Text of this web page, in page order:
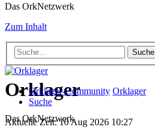
Das OrkNetzwerk
Zum Inhalt
Suche
Orklager
Das OrkNetzwerk
Orklager-Community Orklager
Suche
Aktuelle Zeit: 10 Aug 2026 10:27